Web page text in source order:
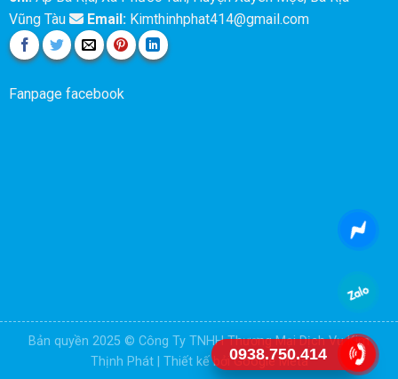
Vũng Tàu
Email:Kimthinhphat414@gmail.com
Fanpage facebook
Bản quyền 2025 © Công Ty TNHH Thương Mại Dịch Vụ Kim
Thịnh Phát | Thiết kế bởiGoogle Meta
0938.750.414